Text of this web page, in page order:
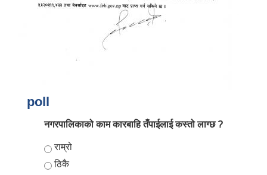
poll
नगरपालिकाको काम कारबाहि तँपाईलाई कस्तो लाग्छ ?
Choices
राम्रो
ठिकै